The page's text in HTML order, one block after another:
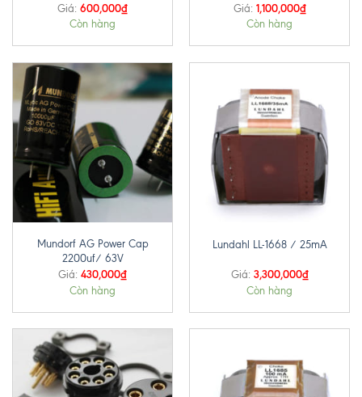
Giá: 600,000₫
Còn hàng
Giá: 1,100,000₫
Còn hàng
Mundorf AG Power Cap
2200uf/ 63V
Giá: 430,000₫
Còn hàng
Lundahl LL-1668 / 25mA
Giá: 3,300,000₫
Còn hàng